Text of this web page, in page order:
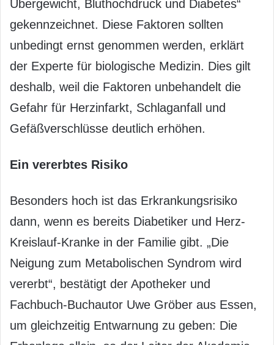
Übergewicht, Bluthochdruck und Diabetes“
gekennzeichnet. Diese Faktoren sollten
unbedingt ernst genommen werden, erklärt
der Experte für biologische Medizin. Dies gilt
deshalb, weil die Faktoren unbehandelt die
Gefahr für Herzinfarkt, Schlaganfall und
Gefäßverschlüsse deutlich erhöhen.
Ein vererbtes Risiko
Besonders hoch ist das Erkrankungsrisiko
dann, wenn es bereits Diabetiker und Herz-
Kreislauf-Kranke in der Familie gibt. „Die
Neigung zum Metabolischen Syndrom wird
vererbt“, bestätigt der Apotheker und
Fachbuch-Buchautor Uwe Gröber aus Essen,
um gleichzeitig Entwarnung zu geben: Die